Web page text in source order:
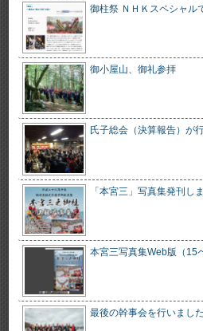
御柱祭 ＮＨＫスペシャル
御小屋山、御礼参拝
氏子総会（決算報告）が
「本宮三」写真集発刊し
本宮三写真集Web版（15
最後の幹事会を行いました